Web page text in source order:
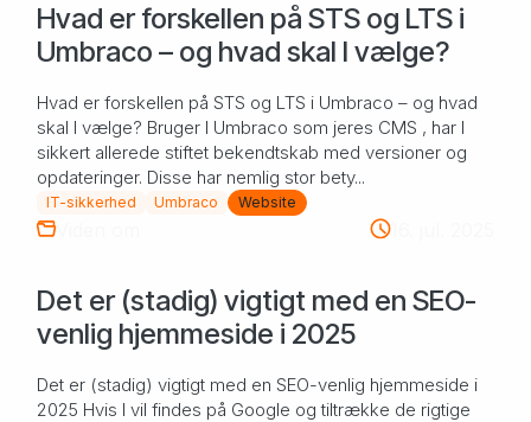
Hvad er forskellen på STS og LTS i
Umbraco – og hvad skal I vælge?
Hvad er forskellen på STS og LTS i Umbraco – og hvad
skal I vælge? Bruger I Umbraco som jeres CMS , har I
sikkert allerede stiftet bekendtskab med versioner og
opdateringer. Disse har nemlig stor bety...
IT-sikkerhed Umbraco Website
Viden om 16. jul. 2025
Det er (stadig) vigtigt med en SEO-
venlig hjemmeside i 2025
Det er (stadig) vigtigt med en SEO-venlig hjemmeside i
2025 Hvis I vil findes på Google og tiltrække de rigtige